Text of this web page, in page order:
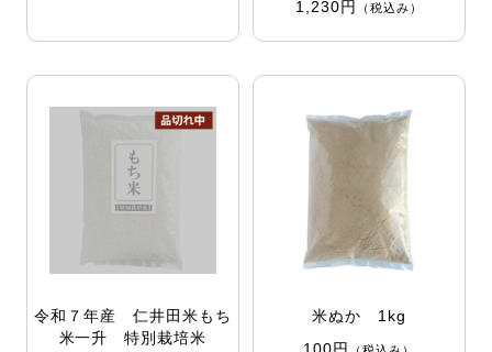
1,230円
（税込み）
令和７年産 仁井田米もち
米一升 特別栽培米
米ぬか 1kg